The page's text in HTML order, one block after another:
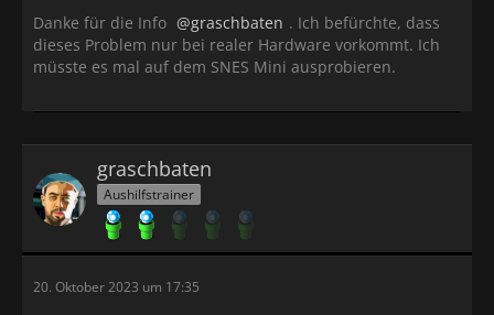
Danke für die Info graschbaten . Ich befürchte, dass
dieses Problem nur bei realer Hardware vorkommt. Ich
müsste es mal auf dem SNES Mini ausprobieren.
graschbaten
Aushilfstrainer
20. Oktober 2023 um 17:35